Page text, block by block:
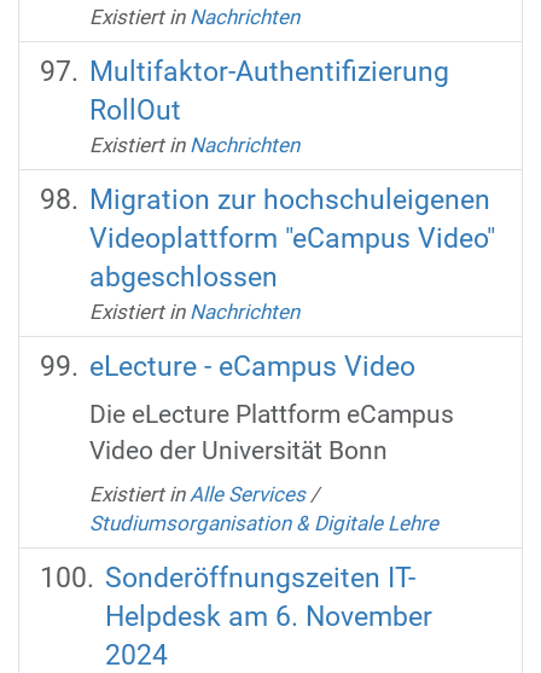
Existiert in Nachrichten
Multifaktor-Authentifizierung
RollOut
Existiert in Nachrichten
Migration zur hochschuleigenen
Videoplattform "eCampus Video"
abgeschlossen
Existiert in Nachrichten
eLecture - eCampus Video
Die eLecture Plattform eCampus
Video der Universität Bonn
Existiert in Alle Services /
Studiumsorganisation & Digitale Lehre
Sonderöffnungszeiten IT-
Helpdesk am 6. November
2024